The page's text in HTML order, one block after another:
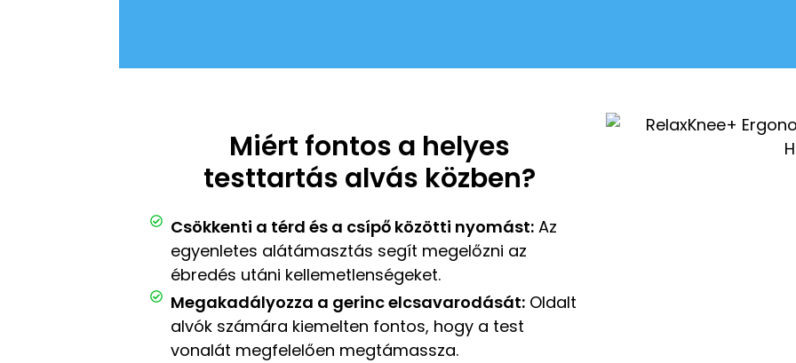
Miért fontos a helyes
testtartás alvás közben?
Csökkenti a térd és a csípő közötti nyomást:Az
egyenletes alátámasztás segít megelőzni az
ébredés utáni kellemetlenségeket.
Megakadályozza a gerinc elcsavarodását:Oldalt
alvók számára kiemelten fontos, hogy a test
vonalát megfelelően megtámassza.